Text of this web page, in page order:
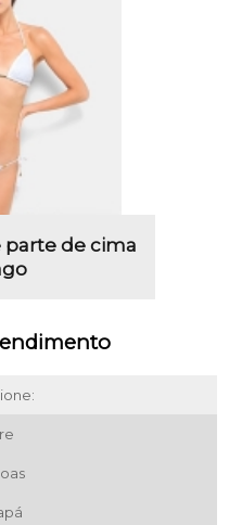
de cima